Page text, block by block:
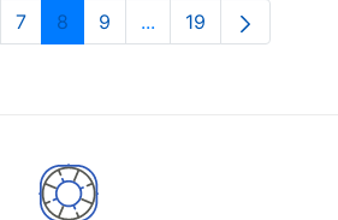
intermèdies Utilitzeu TAB per
Pàgina
7 Pàgina
8 Pàgina
9 ...PàginesPàgina
19